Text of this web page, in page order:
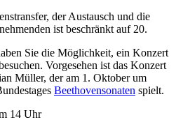
der Austausch und die
ist beschränkt auf 20.
Sie die Möglichkeit, ein Konzert
Vorgesehen ist das Konzert
Müller, der am 1. Oktober um
Beethovensonaten spielt.
14 Uhr